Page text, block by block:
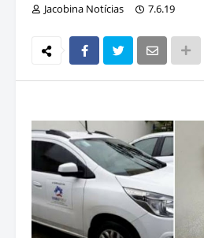
Jacobina Notícias 7.6.19